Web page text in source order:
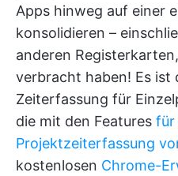
Apps hinweg auf einer
konsolidieren –
anderen
verbracht haben! Es ist
Zeiterfassung für
die mit den Features für
Projektzeiterfassung
kostenlosen Chrome-